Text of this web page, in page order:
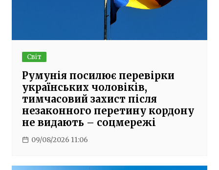
Світ
Румунія посилює перевірки
українських чоловіків,
тимчасовий захист після
незаконного перетину кордону
не видають – соцмережі
09/08/2026 11:06